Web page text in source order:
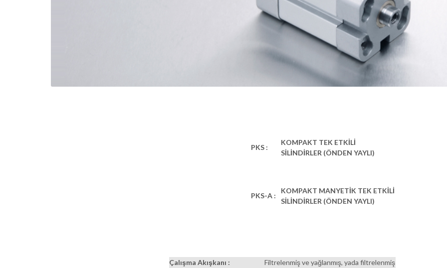
PKS :
KOMPAKT TEK ETKİLİ
SİLİNDİRLER (ÖNDEN YAYLI)
PKS-A :
KOMPAKT MANYETİK TEK ETKİLİ
SİLİNDİRLER (ÖNDEN YAYLI)
Çalışma Akışkanı :
Filtrelenmiş ve yağlanmış, yada filtrelenmiş